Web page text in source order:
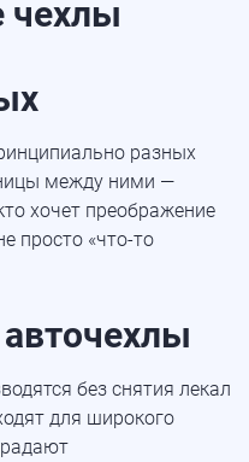
чехлы
разных
между ними —
хочет преображение
просто «что-то
без снятия лекал
для широкого